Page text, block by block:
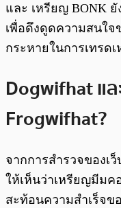
และ เหรียญ BONK ยั
เพื่อดึงดูดความสนใจ
กระหายในการเทรด
Dogwifhat แ
Frogwifhat?
จากการสำรวจของเ
ให้เห็นว่าเหรียญมีมค
สะท้อนความสำเร็จข